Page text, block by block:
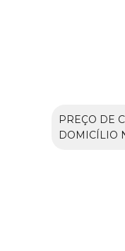
PREÇO DE
DOMICÍLIO